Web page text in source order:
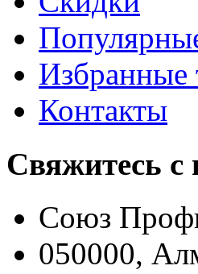
Избранные
Контакты
Свяжитесь с
Союз
050000,